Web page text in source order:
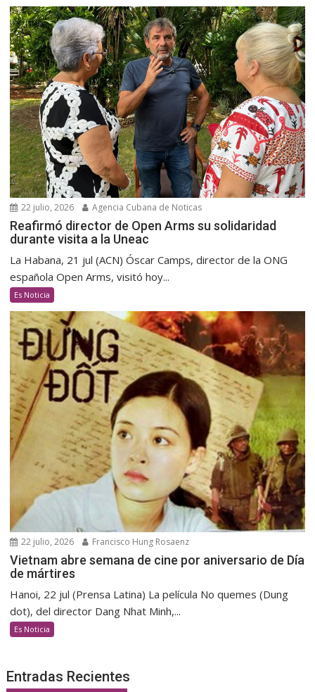
22 julio, 2026 Agencia Cubana de Noticas
Reafirmó director de Open Arms su solidaridad
durante visita a la Uneac
La Habana, 21 jul (ACN) Óscar Camps, director de la ONG
española Open Arms, visitó hoy...
Es Noticia
22 julio, 2026 Francisco Hung Rosaenz
Vietnam abre semana de cine por aniversario de Día
de mártires
Hanoi, 22 jul (Prensa Latina) La película No quemes (Dung
dot), del director Dang Nhat Minh,...
Es Noticia
Entradas Recientes